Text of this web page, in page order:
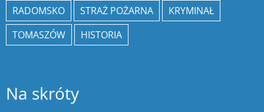
RADOMSKO
STRAŻ POŻARNA
KRYMINAŁ
TOMASZÓW
HISTORIA
Na skróty